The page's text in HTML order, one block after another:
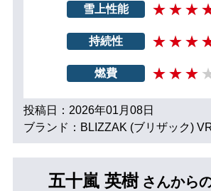
雪上性能
持続性
燃費
投稿日：2026年01月08日
ブランド：BLIZZAK (ブリザック)
五十嵐 英樹 さんから